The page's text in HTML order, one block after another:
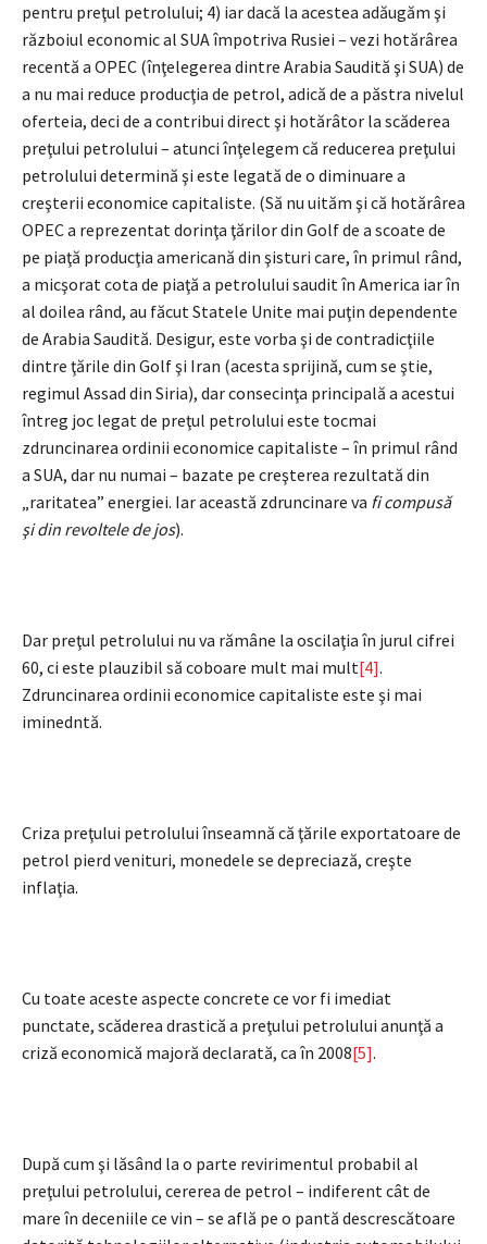
pentru preţul petrolului; 4) iar dacă la acestea adăugăm şi
războiul economic al SUA împotriva Rusiei – vezi hotărârea
recentă a OPEC (înţelegerea dintre Arabia Saudită şi SUA) de
a nu mai reduce producţia de petrol, adică de a păstra nivelul
oferteia, deci de a contribui direct şi hotărâtor la scăderea
preţului petrolului – atunci înţelegem că reducerea preţului
petrolului determină şi este legată de o diminuare a
creşterii economice capitaliste. (Să nu uităm şi că hotărârea
OPEC a reprezentat dorinţa ţărilor din Golf de a scoate de
pe piaţă producţia americană din şisturi care, în primul rând,
a micşorat cota de piaţă a petrolului saudit în America iar în
al doilea rând, au făcut Statele Unite mai puţin dependente
de Arabia Saudită. Desigur, este vorba şi de contradicţiile
dintre ţările din Golf şi Iran (acesta sprijină, cum se ştie,
regimul Assad din Siria), dar consecinţa principală a acestui
întreg joc legat de preţul petrolului este tocmai
zdruncinarea ordinii economice capitaliste – în primul rând
a SUA, dar nu numai – bazate pe creşterea rezultată din
„raritatea” energiei. Iar această zdruncinare va fi compusă
şi din revoltele de jos).
Dar preţul petrolului nu va rămâne la oscilaţia în jurul cifrei
60, ci este plauzibil să coboare mult mai mult[4].
Zdruncinarea ordinii economice capitaliste este şi mai
iminedntă.
Criza preţului petrolului înseamnă că ţările exportatoare de
petrol pierd venituri, monedele se depreciază, creşte
inflaţia.
Cu toate aceste aspecte concrete ce vor fi imediat
punctate, scăderea drastică a preţului petrolului anunţă a
criză economică majoră declarată, ca în 2008[5].
După cum şi lăsând la o parte revirimentul probabil al
preţului petrolului, cererea de petrol – indiferent cât de
mare în deceniile ce vin – se află pe o pantă descrescătoare